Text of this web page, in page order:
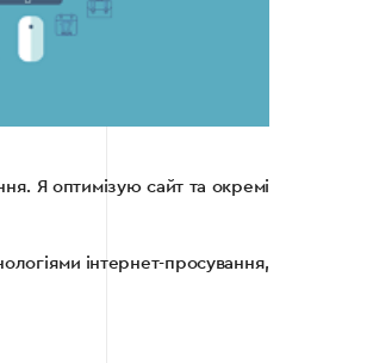
Я оптимізую сайт та окремі
інтернет-просування,